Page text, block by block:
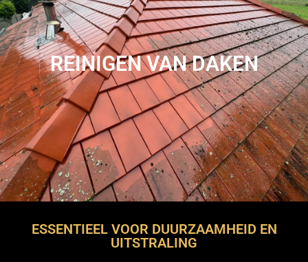
REINIGEN VAN DAKEN
ESSENTIEEL VOOR DUURZAAMHEID EN
UITSTRALING